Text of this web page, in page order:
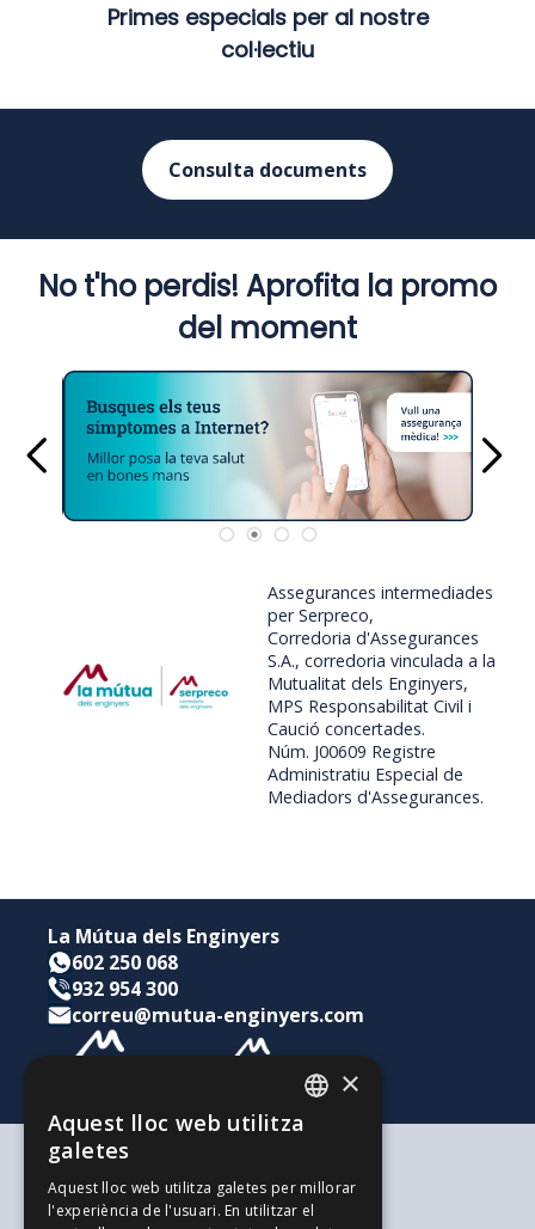
Primes especials per al nostre
col·lectiu
Consulta documents
No t'ho perdis! Aprofita la promo
del moment
Assegurances intermediades
per Serpreco,
Corredoria d'Assegurances
S.A., corredoria vinculada a la
Mutualitat dels Enginyers,
MPS Responsabilitat Civil i
Caució concertades.
Núm. J00609 Registre
Administratiu Especial de
Mediadors d'Assegurances.
La Mútua dels Enginyers
602 250 068
932 954 300
correu@mutua-enginyers.com
Segons les teves necessitats
Per a tu i la teva família
ENGLISH
×
Aquest lloc web utilitza
galetes
Aquest lloc web utilitza galetes per millorar
l'experiència de l'usuari. En utilitzar el